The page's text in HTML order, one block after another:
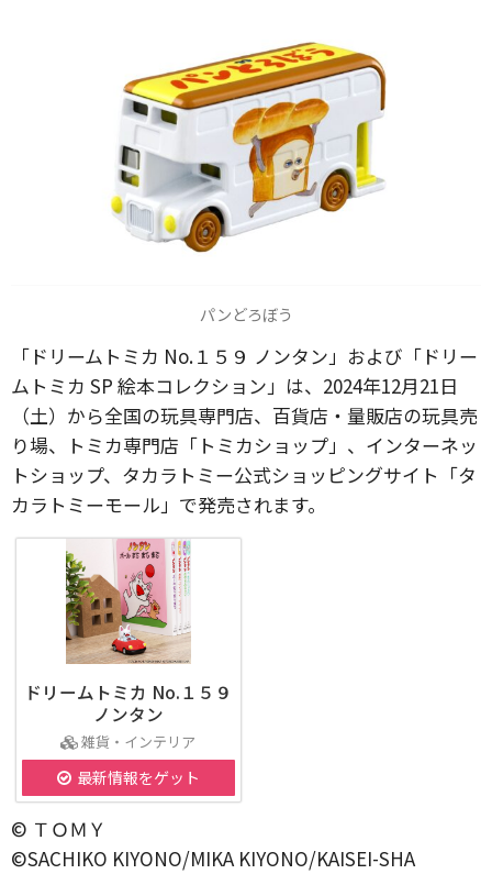
パンどろぼう
「ドリームトミカ No.１５９ ノンタン」および「ドリー
ムトミカ SP 絵本コレクション」は、2024年12月21日
（土）から全国の玩具専門店、百貨店・量販店の玩具売
り場、トミカ専門店「トミカショップ」、インターネッ
トショップ、タカラトミー公式ショッピングサイト「タ
カラトミーモール」で発売されます。
ドリームトミカ No.１５９
ノンタン
雑貨・インテリア
最新情報をゲット
© ＴＯＭＹ
©SACHIKO KIYONO/MIKA KIYONO/KAISEI-SHA